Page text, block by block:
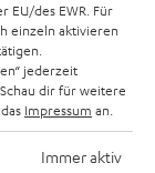
EU/des EWR. Für
einzeln aktivieren
jederzeit
dir für weitere
Impressum an.
Immer aktiv